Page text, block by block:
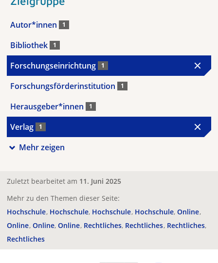
Autor*innen 1
Bibliothek 1
Forschungseinrichtung 1
Forschungsförderinstitution 1
Herausgeber*innen 1
Verlag 1
Mehr zeigen
Zuletzt bearbeitet am 11. Juni 2025
Mehr zu den Themen dieser Seite:
Hochschule Hochschule Hochschule Hochschule Online
Online Online Online Rechtliches Rechtliches Rechtliches
Rechtliches